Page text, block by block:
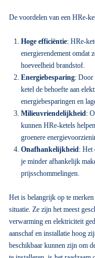
De voordelen van een HRe-
Hoge efficiëntie: HRe-
energierendement omdat
hoeveelheid brandstof.
Energiebesparing: Door
ketel de behoefte aan
energiebesparingen en
Milieuvriendelijkheid:
kunnen HRe-ketels
groenere
Onafhankelijkheid: Het
je minder afhankelijk
prijsschommelingen.
Het is belangrijk op te
situatie. Ze zijn het meest
verwarming en elektriciteit
aanschaf en installatie hoog
beschikbaar kunnen zijn om